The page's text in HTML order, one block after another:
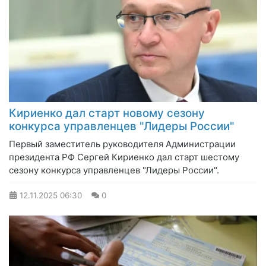
Кириенко дал старт новому сезону
конкурса управленцев "Лидеры России"
Первый заместитель руководителя Администрации
президента РФ Сергей Кириенко дал старт шестому
сезону конкурса управленцев "Лидеры России".
12.11.2025 06:30 0